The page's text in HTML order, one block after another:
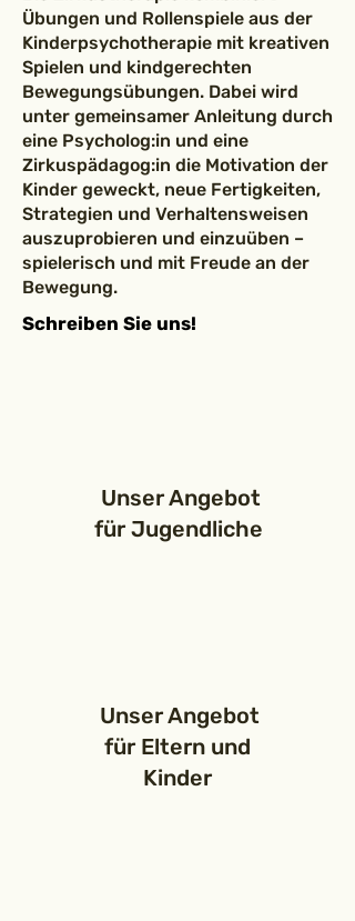
Übungen und Rollenspiele aus der
Kinderpsychotherapie mit kreativen
Spielen und kindgerechten
Bewegungsübungen. Dabei wird
unter gemeinsamer Anleitung durch
eine Psycholog:in und eine
Zirkuspädagog:in die Motivation der
Kinder geweckt, neue Fertigkeiten,
Strategien und Verhaltensweisen
auszuprobieren und einzuüben –
spielerisch und mit Freude an der
Bewegung.
Schreiben Sie uns!
Unser Angebot
für Jugendliche
Unser Angebot
für Eltern und
Kinder